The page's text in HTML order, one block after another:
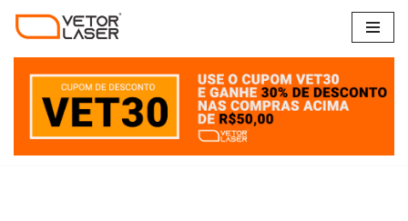
para
conteúdo